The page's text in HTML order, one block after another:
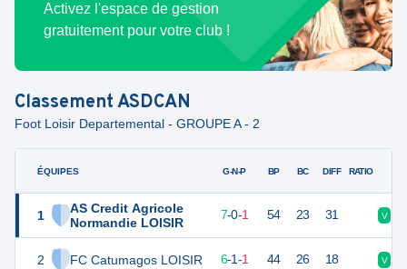
Activez l'espace de gestion
gratuitement pour votre club !
ClassementASDCAN
Foot Loisir Departemental - GROUPE A - 2
ÉQUIPES
1
AS Credit Agricole
Normandie LOISIR
2 FC Catumagos LOISIR
G-N-P BP BC DIFF RATIO
21 7-0-1 54 23 31 V
19 8 6-1-1 44 26 18 V